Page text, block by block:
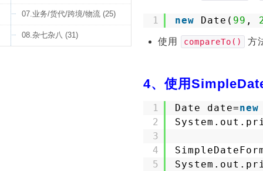
07.业务/货代/跨境/物流 (25)
08.杂七杂八 (31)
1 new Date( 99 ,
使用 compareTo() 方
4、使用
1
2
3
4
5
Date date=new